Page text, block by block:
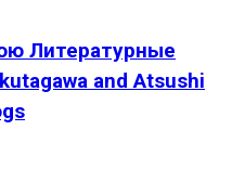
Литературные
and Atsushi